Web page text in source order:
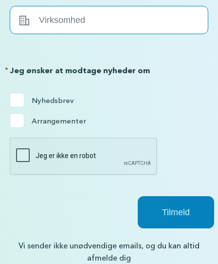
Jeg ønsker at modtage nyheder om
*
Nyhedsbrev
Arrangementer
Vi sender ikke unødvendige emails, og du kan altid
afmelde dig